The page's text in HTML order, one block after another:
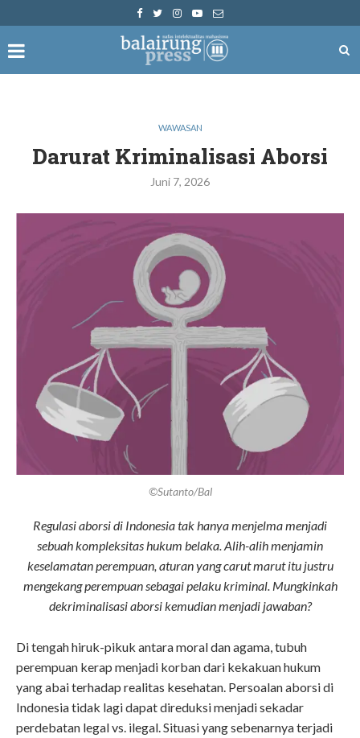
WAWASAN
Darurat Kriminalisasi Aborsi
Juni 7, 2026
©Sutanto/Bal
Regulasi aborsi di Indonesia tak hanya menjelma menjadi
sebuah kompleksitas hukum belaka. Alih-alih menjamin
keselamatan perempuan, aturan yang carut marut itu justru
mengekang perempuan sebagai pelaku kriminal. Mungkinkah
dekriminalisasi aborsi kemudian menjadi jawaban?
Di tengah hiruk-pikuk antara moral dan agama, tubuh
perempuan kerap menjadi korban dari kekakuan hukum
yang abai terhadap realitas kesehatan. Persoalan aborsi di
Indonesia tidak lagi dapat direduksi menjadi sekadar
perdebatan legal vs. ilegal. Situasi yang sebenarnya terjadi